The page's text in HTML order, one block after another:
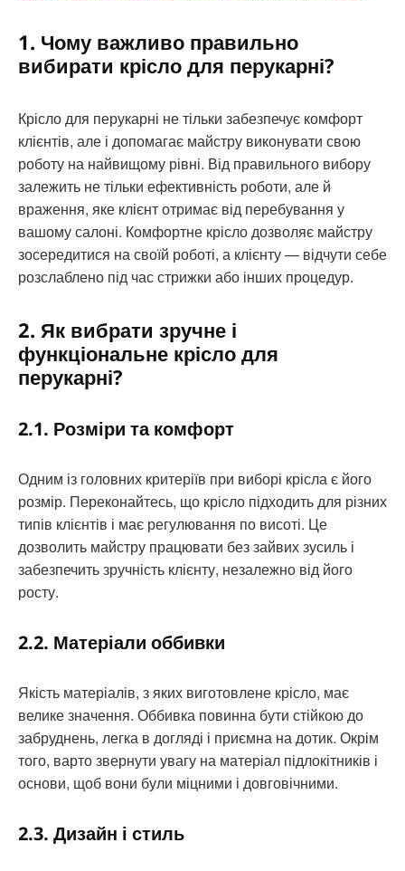
1. Чому важливо правильно
вибирати крісло для перукарні?
Крісло для перукарні не тільки забезпечує комфорт
клієнтів, але і допомагає майстру виконувати свою
роботу на найвищому рівні. Від правильного вибору
залежить не тільки ефективність роботи, але й
враження, яке клієнт отримає від перебування у
вашому салоні. Комфортне крісло дозволяє майстру
зосередитися на своїй роботі, а клієнту — відчути себе
розслаблено під час стрижки або інших процедур.
2. Як вибрати зручне і
функціональне крісло для
перукарні?
2.1. Розміри та комфорт
Одним із головних критеріїв при виборі крісла є його
розмір. Переконайтесь, що крісло підходить для різних
типів клієнтів і має регулювання по висоті. Це
дозволить майстру працювати без зайвих зусиль і
забезпечить зручність клієнту, незалежно від його
росту.
2.2. Матеріали оббивки
Якість матеріалів, з яких виготовлене крісло, має
велике значення. Оббивка повинна бути стійкою до
забруднень, легка в догляді і приємна на дотик. Окрім
того, варто звернути увагу на матеріал підлокітників і
основи, щоб вони були міцними і довговічними.
2.3. Дизайн і стиль